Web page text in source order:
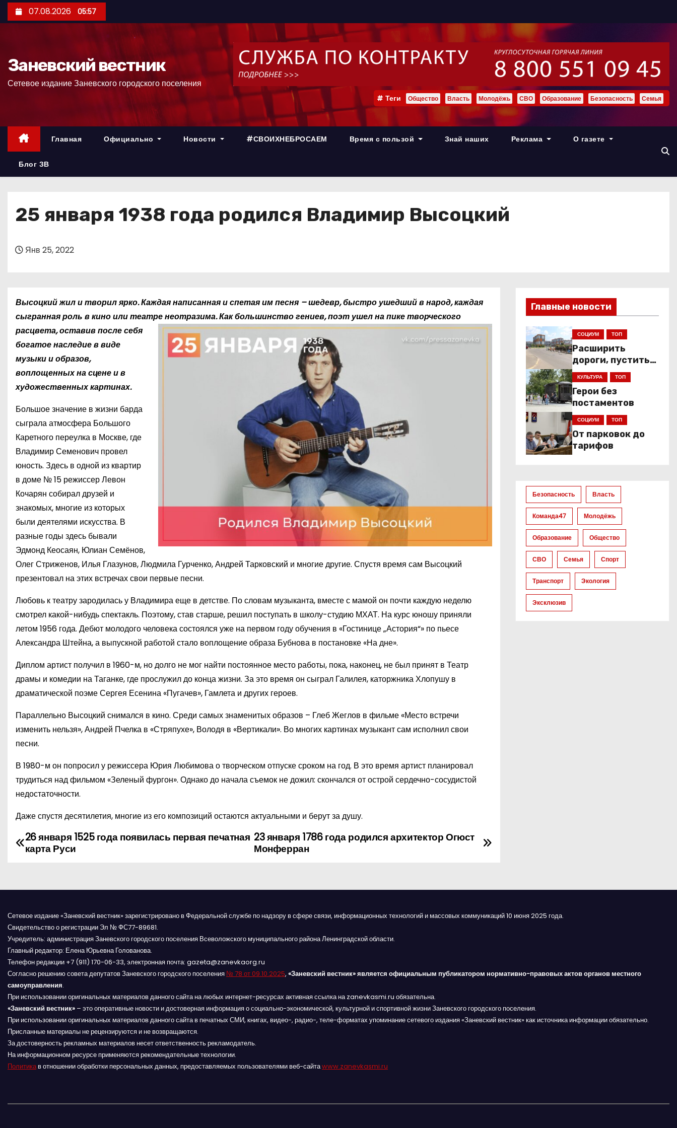
е
р
07.08.2026 05:57
Заневский вестник
Сетевое издание Заневского городского поселения
Теги Общество Власть Молодёжь СВО Образование Безопасность Семья
Главная Официально Новости #СВОИХНЕБРОСАЕМ Время с пользой Знай наших Реклама О газете
Блог ЗВ
25 января 1938 года родился Владимир Высоцкий
Янв 25, 2022
Высоцкий жил и творил ярко. Каждая написанная и спетая им песня – шедевр, быстро ушедший в народ, каждая
сыгранная роль в кино или театренеотразима. Как большинство гениев, поэт ушел на пике творческого
расцвета, оставив после себя
богатое наследие в виде
музыки и образов,
воплощенных на сцене и в
художественных картинах.
Большое значение в жизни барда
сыграла атмосфера Большого
Каретного переулка в Москве, где
Владимир Семенович провел
юность. Здесь в одной из квартир
в доме № 15 режиссер Левон
Кочарян собирал друзей и
знакомых, многие из которых
были деятелями искусства. В
разные годы здесь бывали
Эдмонд Кеосаян, Юлиан Семёнов,
Олег Стриженов, Илья Глазунов, Людмила Гурченко, Андрей Тарковский и многие другие. Спустя время сам Высоцкий
презентовал на этих встречах свои первые песни.
Любовь к театру зародилась у Владимира еще в детстве. По словам музыканта, вместе с мамой он почти каждую неделю
смотрел какой-нибудь спектакль. Поэтому, став старше, решил поступать в школу-студию МХАТ. На курс юношу приняли
летом 1956 года. Дебют молодого человека состоялся уже на первом году обучения в «Гостинице „Астория“» по пьесе
Александра Штейна, а выпускной работой стало воплощение образа Бубнова в постановке «На дне».
Диплом артист получил в 1960-м, но долго не мог найти постоянное место работы, пока, наконец, не был принят в Театр
драмы и комедии на Таганке, где прослужил до конца жизни. За это время он сыграл Галилея, каторжника Хлопушу в
драматической поэме Сергея Есенина «Пугачев», Гамлета и других героев.
Параллельно Высоцкий снимался в кино. Среди самых знаменитых образов – Глеб Жеглов в фильме «Место встречи
изменить нельзя», Андрей Пчелка в «Стряпухе», Володя в «Вертикали». Во многих картинах музыкант сам исполнил свои
песни.
В 1980-м он попросил у режиссера Юрия Любимова о творческом отпуске сроком на год. В это время артист планировал
трудиться над фильмом «Зеленый фургон». Однако до начала съемок не дожил: скончался от острой сердечно-сосудистой
недостаточности.
Даже спустя десятилетия, многие из его композиций остаются актуальными и берут за душу.
Н
г
а
ц
и
я
п
о
з
23 января 1786 года родился архитектор Огюст
Монферран
26 января 1525 года появилась первая печатная
карта Руси
Главные новости
СОЦИУМ ТОП
Расширить
дороги, пустить
низкопольники
КУЛЬТУРА ТОП
Герои без
постаментов
СОЦИУМ ТОП
От парковок до
тарифов
Безопасность Власть
Команда47 Молодёжь
Образование Общество
СВО Семья Спорт
Транспорт Экология
Эксклюзив
Сетевое издание «Заневский вестник» зарегистрировано в Федеральной службе по надзору в сфере связи, информационных технологий и массовых коммуникаций 10 июня 2025 года.
Свидетельство о регистрации Эл № ФС77-89681.
Учредитель: администрация Заневского городского поселения Всеволожского муниципального района Ленинградской области.
Главный редактор: Елена Юрьевна Голованова.
Телефон редакции +7 (911) 170-06-33, электронная почта: gazeta@zanevkaorg.ru
Согласно решению совета депутатов Заневского городского поселения № 78 от 09.10.2025, «Заневский вестник» является официальным публикатором нормативно-правовых актов органов местного
самоуправления.
При использовании оригинальных материалов данного сайта на любых интернет-ресурсах активная ссылка на zanevkasmi.ru обязательна.
«Заневский вестник» – это оперативные новости и достоверная информация о социально-экономической, культурной и спортивной жизни Заневского городского поселения.
При использовании оригинальных материалов данного сайта в печатных СМИ, книгах, видео-, радио-, теле-форматах упоминание сетевого издания «Заневский вестник» как источника информации обязательно.
Присланные материалы не рецензируются и не возвращаются.
За достоверность рекламных материалов несет ответственность рекламодатель.
На информационном ресурсе применяются рекомендательные технологии.
Политикав отношении обработки персональных данных, предоставляемых пользователями веб-сайтаwww.zanevkasmi.ru